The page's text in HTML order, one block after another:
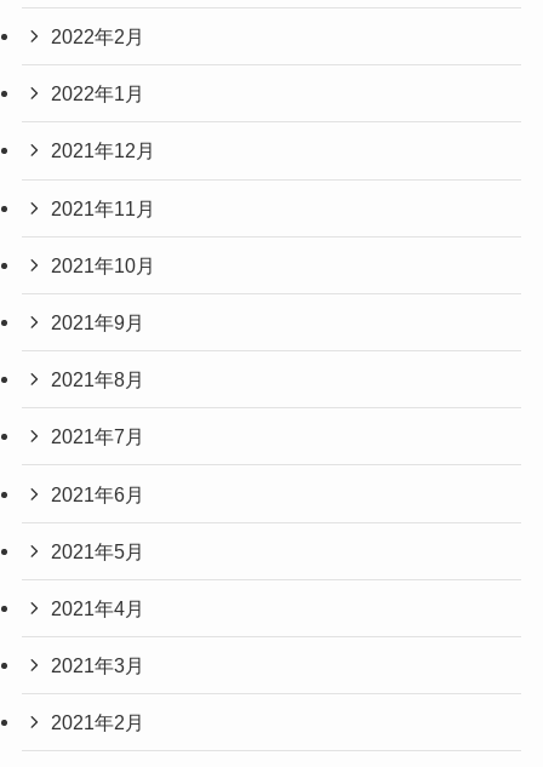
2022年2月
2022年1月
2021年12月
2021年11月
2021年10月
2021年9月
2021年8月
2021年7月
2021年6月
2021年5月
2021年4月
2021年3月
2021年2月